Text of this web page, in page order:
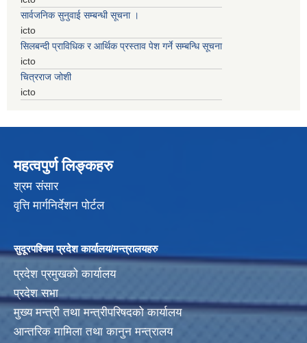
सार्वजनिक सुनुवाई सम्बन्धी सूचना ।
icto
सिलबन्दी प्राविधिक र आर्थिक प्रस्ताव पेश गर्ने सम्बन्धि सूचना
icto
चित्रराज जोशी
icto
महत्वपुर्ण लिङ्कहरु
श्रम संसार
वृत्ति मार्गनिर्देशन पोर्टल
सुदूरपश्चिम प्रदेश कार्यालय/मन्त्रालयहरु
प्रदेश प्रमुखको कार्यालय
प्रदेश सभा
मुख्य मन्त्री तथा मन्त्रीपरिषदको कार्यालय
आन्तरिक मामिला तथा कानुन मन्त्रालय